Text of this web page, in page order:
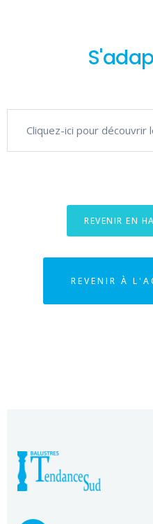
Cliquez-ici pour découvrir
REVENIR EN
REVENIR À